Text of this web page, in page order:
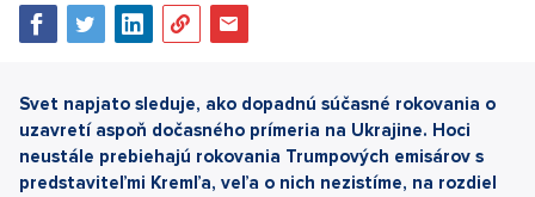
Svet napjato sleduje, ako dopadnú súčasné rokovania o
uzavretí aspoň dočasného prímeria na Ukrajine. Hoci
neustále prebiehajú rokovania Trumpových emisárov s
predstaviteľmi Kremľa, veľa o nich nezistíme, na rozdiel